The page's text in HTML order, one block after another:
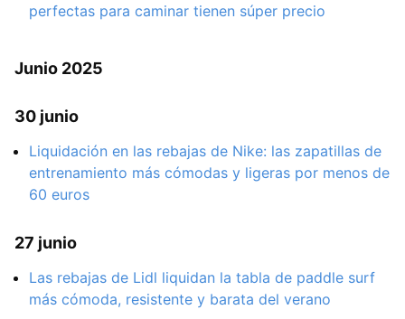
perfectas para caminar tienen súper precio
Junio 2025
30 junio
Liquidación en las rebajas de Nike: las zapatillas de
entrenamiento más cómodas y ligeras por menos de
60 euros
27 junio
Las rebajas de Lidl liquidan la tabla de paddle surf
más cómoda, resistente y barata del verano